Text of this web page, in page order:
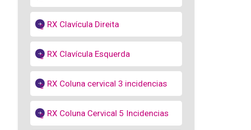
RX Clavícula Direita
RX Clavícula Esquerda
RX Coluna cervical 3 incidencias
RX Coluna Cervical 5 Incidencias